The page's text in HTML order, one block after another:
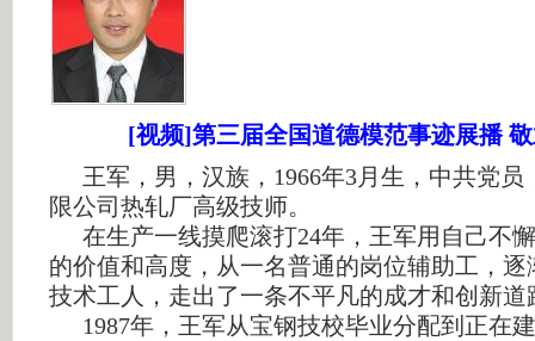
[视频]第三届全国道德模范事迹展播
王军，男，汉族， 1966年3月生，中共党员
限公司热轧厂高级技师。
在生产一线摸爬滚打24年，王军用自己不
的价值和高度，从一名普通的岗位辅助工，
技术工人，走出了一条不平凡的成才和创新道
1987年，王军从宝钢技校毕业分配到正在